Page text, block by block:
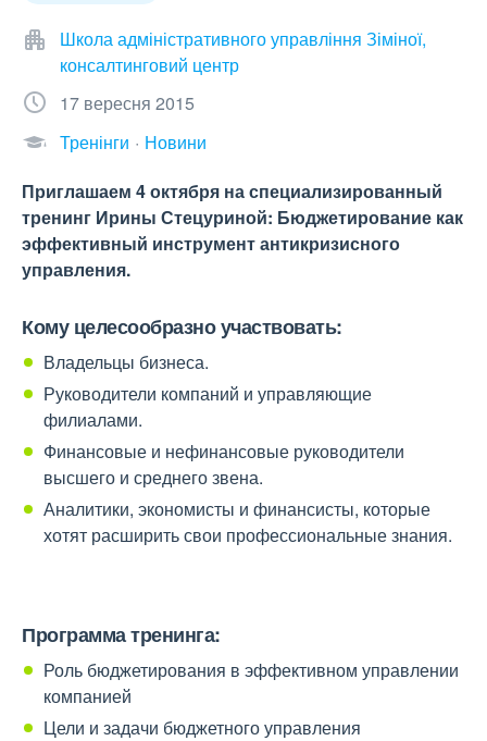
Школа адміністративного управління Зіміної,
консалтинговий центр
17 вересня 2015
Тренінги
Новини
Приглашаем 4 октября на специализированный
тренинг Ирины Стецуриной: Бюджетирование как
эффективный инструмент антикризисного
управления.
Кому целесообразно участвовать:
Владельцы бизнеса.
Руководители компаний и управляющие
филиалами.
Финансовые и нефинансовые руководители
высшего и среднего звена.
Аналитики, экономисты и финансисты, которые
хотят расширить свои профессиональные знания.
Программа тренинга:
Роль бюджетирования в эффективном управлении
компанией
Цели и задачи бюджетного управления